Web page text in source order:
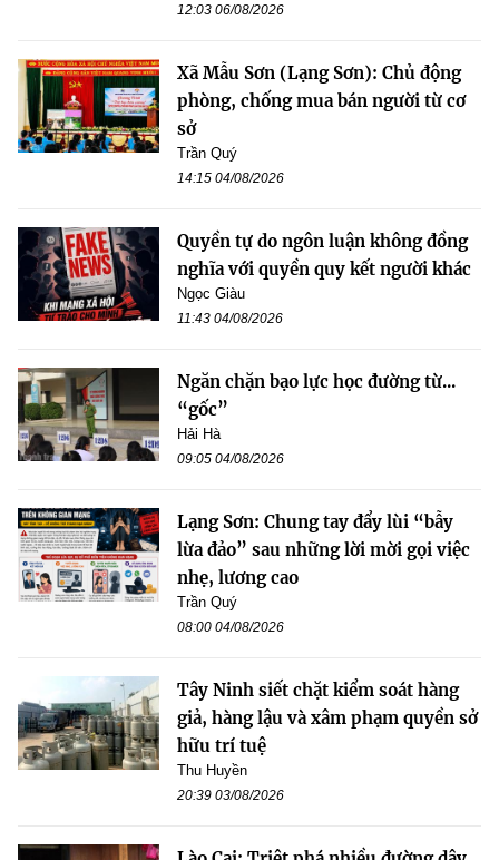
12:03 06/08/2026
Xã Mẫu Sơn (Lạng Sơn): Chủ động
phòng, chống mua bán người từ cơ
sở
Trần Quý
14:15 04/08/2026
Quyền tự do ngôn luận không đồng
nghĩa với quyền quy kết người khác
Ngọc Giàu
11:43 04/08/2026
Ngăn chặn bạo lực học đường từ...
“gốc”
Hải Hà
09:05 04/08/2026
Lạng Sơn: Chung tay đẩy lùi “bẫy
lừa đảo” sau những lời mời gọi việc
nhẹ, lương cao
Trần Quý
08:00 04/08/2026
Tây Ninh siết chặt kiểm soát hàng
giả, hàng lậu và xâm phạm quyền sở
hữu trí tuệ
Thu Huyền
20:39 03/08/2026